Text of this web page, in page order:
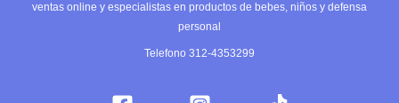
ventas online y especialistas en productos de bebes, niños y defensa
personal
Telefono 312-4353299